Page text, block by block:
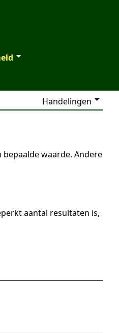
Handelingen
waarde. Andere
aantal resultaten is,